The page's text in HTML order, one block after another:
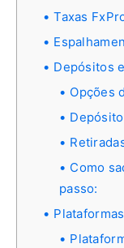
Taxas
Depósitos
Opções
Como
passo: